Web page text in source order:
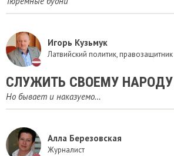
Игорь Кузьмук
Латвийский политик, правозащитник
СЛУЖИТЬ СВОЕМУ
Но бывает и наказуемо…
Алла Березовская
Журналист